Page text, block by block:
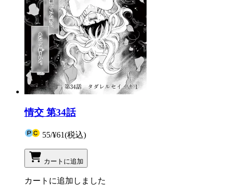
情交 第34話
55/¥61(税込)
カートに追加
カートに追加しました